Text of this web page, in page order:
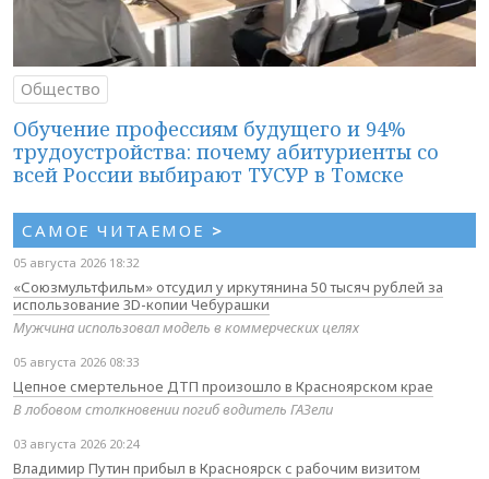
Общество
Обучение профессиям будущего и 94%
трудоустройства: почему абитуриенты со
всей России выбирают ТУСУР в Томске
САМОЕ ЧИТАЕМОЕ >
05 августа 2026 18:32
«Союзмультфильм» отсудил у иркутянина 50 тысяч рублей за
использование 3D-копии Чебурашки
Мужчина использовал модель в коммерческих целях
05 августа 2026 08:33
Цепное смертельное ДТП произошло в Красноярском крае
В лобовом столкновении погиб водитель ГАЗели
03 августа 2026 20:24
Владимир Путин прибыл в Красноярск с рабочим визитом